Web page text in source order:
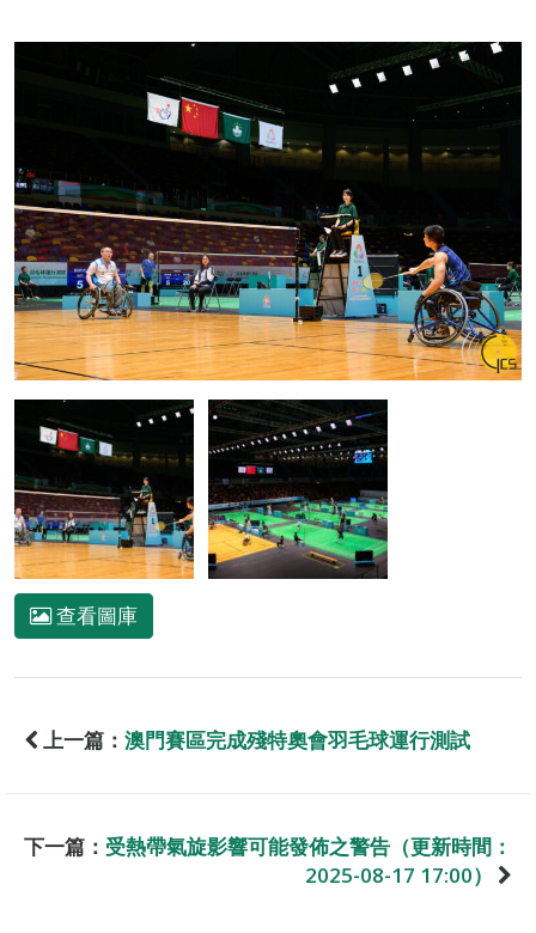
查看圖庫
上一篇： 澳門賽區完成殘特奧會羽毛球運行測試
下一篇： 受熱帶氣旋影響可能發佈之警告（更新時間：
2025-08-17 17:00）